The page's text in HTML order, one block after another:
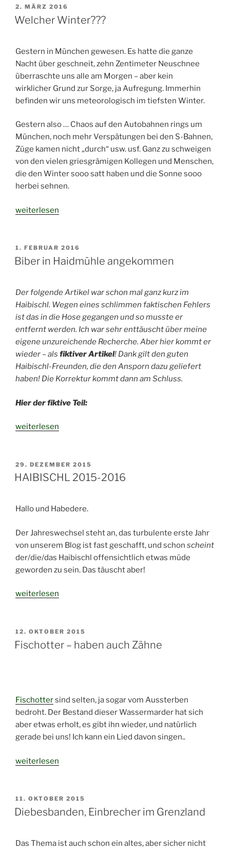
Teil2
update“
VERÖFFENTLICHT
AM
2. MÄRZ 2016
Welcher Winter???
Gestern in München gewesen. Es hatte die ganze
Nacht über geschneit, zehn Zentimeter Neuschnee
überraschte uns alle am Morgen – aber kein
wirklicher Grund zur Sorge, ja Aufregung. Immerhin
befinden wir uns meteorologisch im tiefsten Winter.
Gestern also … Chaos auf den Autobahnen rings um
München, noch mehr Verspätungen bei den S-Bahnen,
Züge kamen nicht „durch“ usw. usf. Ganz zu schweigen
von den vielen griesgrämigen Kollegen und Menschen,
die den Winter sooo satt haben und die Sonne sooo
herbei sehnen.
„Welcher
weiterlesen
VERÖFFENTLICHT
AM
1. FEBRUAR 2016
Biber in Haidmühle angekommen
Der folgende Artikel war schon mal ganz kurz im
Haibischl. Wegen eines schlimmen faktischen Fehlers
ist das in die Hose gegangen und so musste er
entfernt werden. Ich war sehr enttäuscht über meine
eigene unzureichende Recherche. Aber hier kommt er
wieder – als fiktiver Artikel! Dank gilt den guten
Haibischl-Freunden, die den Ansporn dazu geliefert
haben! Die Korrektur kommt dann am Schluss.
Hier der fiktive Teil:
„Biber
angekommen“
weiterlesen
VERÖFFENTLICHT
AM
29. DEZEMBER 2015
HAIBISCHL 2015-2016
Hallo und Habedere.
Der Jahreswechsel steht an, das turbulente erste Jahr
von unserem Blog ist fast geschafft, und schon scheint
der/die/das Haibischl offensichtlich etwas müde
geworden zu sein. Das täuscht aber!
„HAIBISCHL
weiterlesen
VERÖFFENTLICHT
AM
12. OKTOBER 2015
Fischotter – haben auch Zähne
Fischottersind selten, ja sogar vom Aussterben
bedroht. Der Bestand dieser Wassermarder hat sich
aber etwas erholt, es gibt ihn wieder, und natürlich
gerade bei uns! Ich kann ein Lied davon singen..
„Fischotter
auch
Zähne“
weiterlesen
VERÖFFENTLICHT
AM
11. OKTOBER 2015
Diebesbanden, Einbrecher im Grenzland
Das Thema ist auch schon ein altes, aber sicher nicht